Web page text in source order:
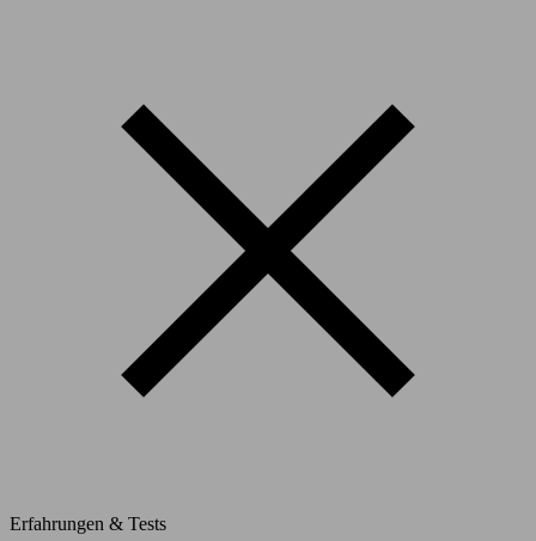
Erfahrungen & Tests